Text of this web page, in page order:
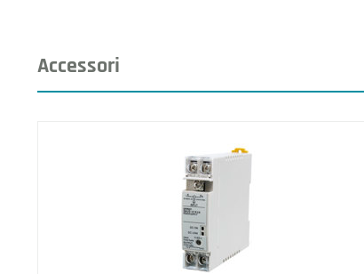
Accessori